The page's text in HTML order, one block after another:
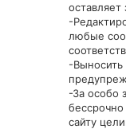
оставляет
-
любые
-Выносить
-За особо
сайту